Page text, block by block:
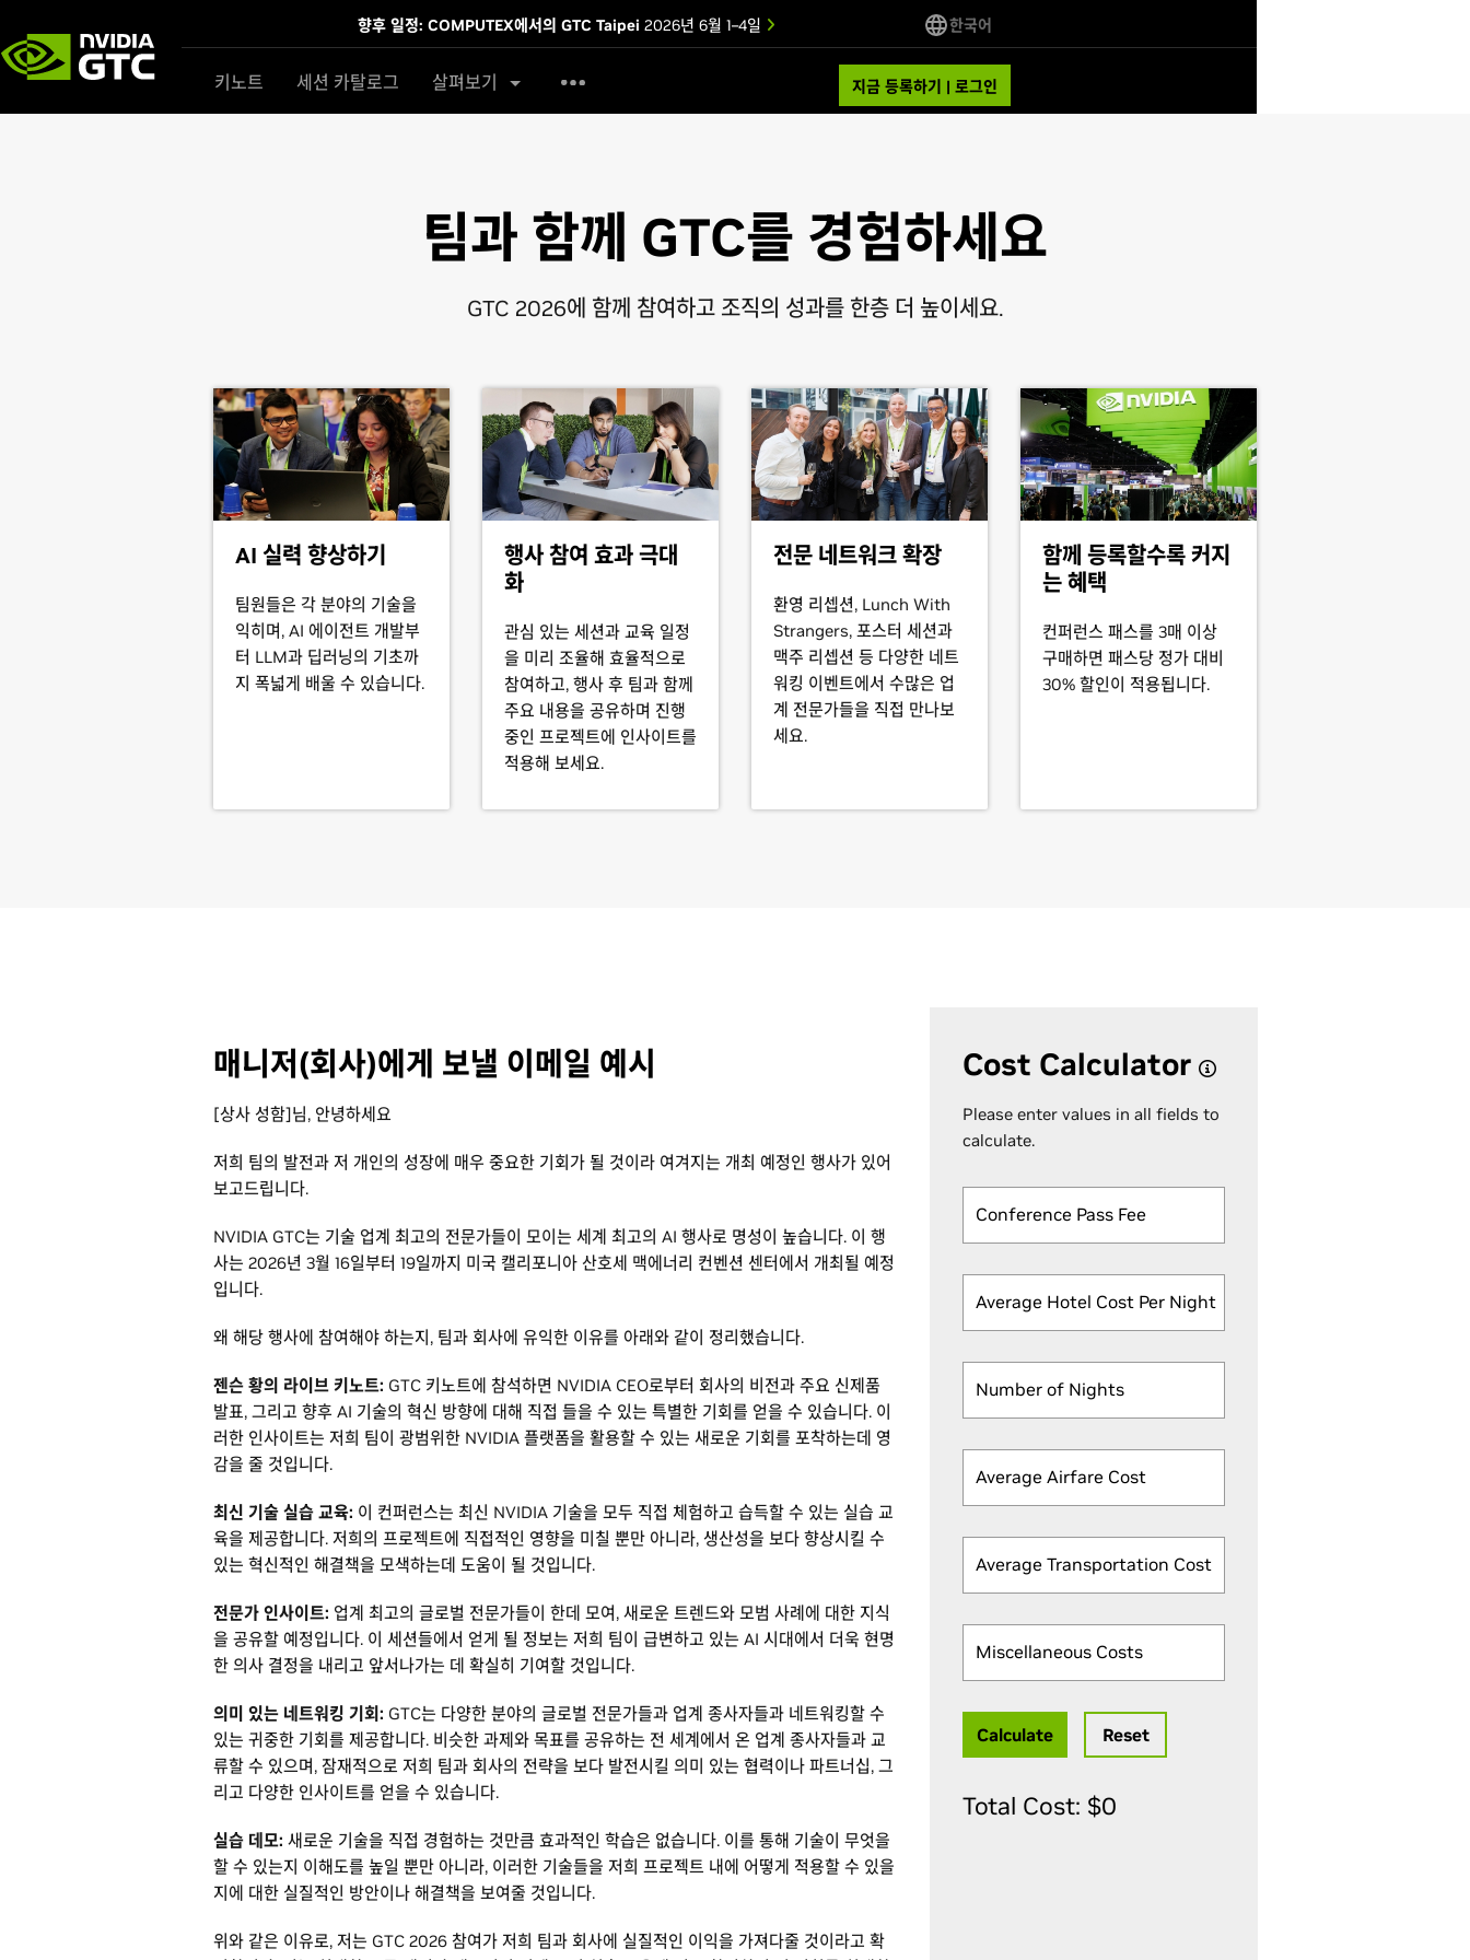
향후 일정: COMPUTEX에서의 GTC Taipei 2026년 6월 1–4일 한국어
키노트 세션 카탈로그 살펴보기 지금 등록하기 | 로그인
팀과 함께 GTC를 경험하세요
GTC 2026에 함께 참여하고 조직의 성과를 한층 더 높이세요.
AI 실력 향상하기
팀원들은 각 분야의 기술을
익히며, AI 에이전트 개발부
터 LLM과 딥러닝의 기초까
지 폭넓게 배울 수 있습니다.
행사 참여 효과 극대
화
관심 있는 세션과 교육 일정
을 미리 조율해 효율적으로
참여하고, 행사 후 팀과 함께
주요 내용을 공유하며 진행
중인 프로젝트에 인사이트를
적용해 보세요.
전문 네트워크 확장
환영 리셉션, Lunch With
Strangers, 포스터 세션과
맥주 리셉션 등 다양한 네트
워킹 이벤트에서 수많은 업
계 전문가들을 직접 만나보
세요.
함께 등록할수록 커지
는 혜택
컨퍼런스 패스를 3매 이상
구매하면 패스당 정가 대비
30% 할인이 적용됩니다.
매니저(회사)에게 보낼 이메일 예시
[상사 성함]님, 안녕하세요
저희 팀의 발전과 저 개인의 성장에 매우 중요한 기회가 될 것이라 여겨지는 개최 예정인 행사가 있어
보고드립니다.
NVIDIA GTC는 기술 업계 최고의 전문가들이 모이는 세계 최고의 AI 행사로 명성이 높습니다. 이 행
사는 2026년 3월 16일부터 19일까지 미국 캘리포니아 산호세 맥에너리 컨벤션 센터에서 개최될 예정
입니다.
왜 해당 행사에 참여해야 하는지, 팀과 회사에 유익한 이유를 아래와 같이 정리했습니다.
젠슨 황의 라이브 키노트: GTC 키노트에 참석하면 NVIDIA CEO로부터 회사의 비전과 주요 신제품
발표, 그리고 향후 AI 기술의 혁신 방향에 대해 직접 들을 수 있는 특별한 기회를 얻을 수 있습니다. 이
러한 인사이트는 저희 팀이 광범위한 NVIDIA 플랫폼을 활용할 수 있는 새로운 기회를 포착하는데 영
감을 줄 것입니다.
최신 기술 실습 교육: 이 컨퍼런스는 최신 NVIDIA 기술을 모두 직접 체험하고 습득할 수 있는 실습 교
육을 제공합니다. 저희의 프로젝트에 직접적인 영향을 미칠 뿐만 아니라, 생산성을 보다 향상시킬 수
있는 혁신적인 해결책을 모색하는데 도움이 될 것입니다.
전문가 인사이트: 업계 최고의 글로벌 전문가들이 한데 모여, 새로운 트렌드와 모범 사례에 대한 지식
을 공유할 예정입니다. 이 세션들에서 얻게 될 정보는 저희 팀이 급변하고 있는 AI 시대에서 더욱 현명
한 의사 결정을 내리고 앞서나가는 데 확실히 기여할 것입니다.
의미 있는 네트워킹 기회: GTC는 다양한 분야의 글로벌 전문가들과 업계 종사자들과 네트워킹할 수
있는 귀중한 기회를 제공합니다. 비슷한 과제와 목표를 공유하는 전 세계에서 온 업계 종사자들과 교
류할 수 있으며, 잠재적으로 저희 팀과 회사의 전략을 보다 발전시킬 의미 있는 협력이나 파트너십, 그
리고 다양한 인사이트를 얻을 수 있습니다.
실습 데모: 새로운 기술을 직접 경험하는 것만큼 효과적인 학습은 없습니다. 이를 통해 기술이 무엇을
할 수 있는지 이해도를 높일 뿐만 아니라, 이러한 기술들을 저희 프로젝트 내에 어떻게 적용할 수 있을
지에 대한 실질적인 방안이나 해결책을 보여줄 것입니다.
위와 같은 이유로, 저는 GTC 2026 참여가 저희 팀과 회사에 실질적인 이익을 가져다줄 것이라고 확
Cost Calculator
Please enter values in all fields to
calculate.
Conference Pass Fee
Average Hotel Cost Per Night
Number of Nights
Average Airfare Cost
Average Transportation Cost
Miscellaneous Costs
Calculate Reset
Total Cost: $0